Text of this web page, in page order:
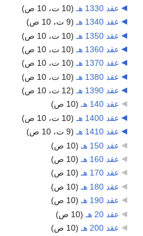
عقد 1330 هـ
(10 ت، 10 ص)
عقد 1340 هـ
(9 ت، 10 ص)
عقد 1350 هـ
(10 ت، 10 ص)
عقد 1360 هـ
(10 ت، 10 ص)
عقد 1370 هـ
‏ (10 ت، 10 ص)
عقد 1380 هـ
(10 ت، 10 ص)
عقد 1390 هـ
(12 ت، 10 ص)
عقد 140 هـ
‏ (10 ص)
عقد 1400 هـ
(10 ت، 10 ص)
عقد 1410 هـ
‏ (9 ت، 10 ص)
عقد 150 هـ
(10 ص)
عقد 160 هـ
(10 ص)
عقد 170 هـ
‏ (10 ص)
عقد 180 هـ
(10 ص)
عقد 190 هـ
(10 ص)
عقد 20 هـ
(10 ص)
عقد 200 هـ
(10 ص)